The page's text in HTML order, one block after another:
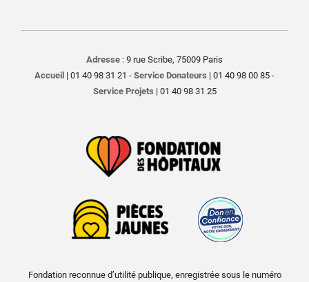
Adresse : 9 rue Scribe, 75009 Paris
Accueil | 01 40 98 31 21 - Service Donateurs | 01 40 98 00 85 -
Service Projets | 01 40 98 31 25
Fondation reconnue d’utilité publique, enregistrée sous le numéro